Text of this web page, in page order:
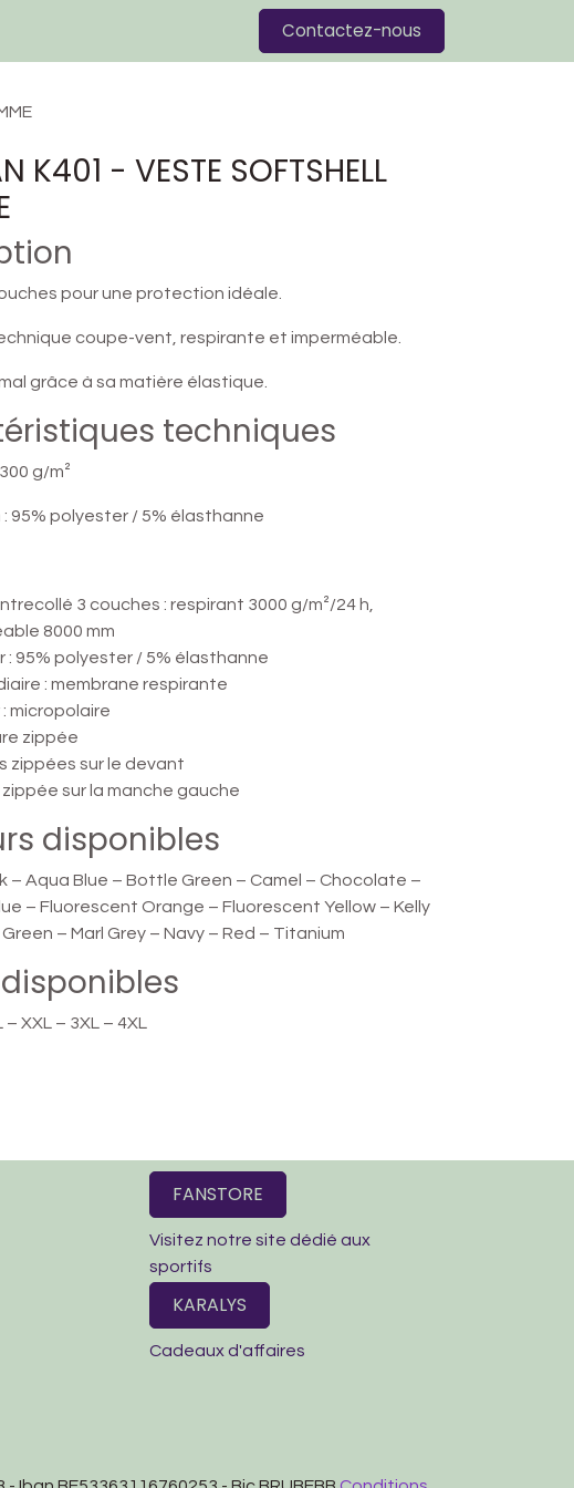
Contactez-nous
K401 - VESTE SOFTSHELL
pour une protection idéale.
coupe-vent, respirante et imperméable.
grâce à sa matière élastique.
techniques
g/m²
95% polyester / 5% élasthanne
3 couches : respirant 3000 g/m²/24 h,
8000 mm
: 95% polyester / 5% élasthanne
: membrane respirante
micropolaire
zippée
zippées sur le devant
sur la manche gauche
disponibles
– Aqua Blue – Bottle Green – Camel – Chocolate –
– Fluorescent Orange – Fluorescent Yellow – Kelly
– Marl Grey – Navy – Red – Titanium
– XXL – 3XL – 4XL
KARALYS
FANSTORE
Visitez notre site dédié aux
sportifs
Cadeaux d'affaires